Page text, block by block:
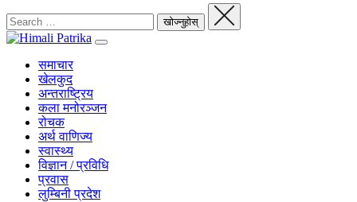
समाचार
खेलकुद
अन्तराष्ट्रिय
कला मनोरञ्जन
रोचक
अर्थ वाणिज्य
स्वास्थ्य
विज्ञान / प्रविधि
प्रवास
लुम्बिनी प्रदेश